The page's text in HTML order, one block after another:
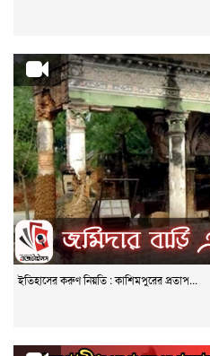
ইতিহাসের করুণ নিয়তি : কাশিমপুরের প্রতাপ...